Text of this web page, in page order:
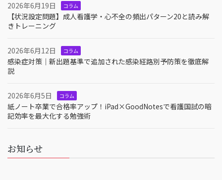
2026年6月19日 コラム
【状況設定問題】成人看護学・心不全の頻出パターン20と読み解
きトレーニング
2026年6月12日 コラム
感染症対策｜新出題基準で追加された感染経路別予防策を徹底解
説
2026年6月5日 コラム
紙ノート卒業で合格率アップ！iPad×GoodNotesで看護国試の暗
記効率を最大化する勉強術
お知らせ